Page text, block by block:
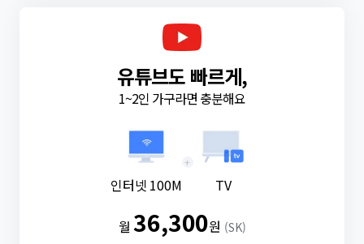
유튜브도 빠르게,
1~2인 가구라면 충분해요
인터넷 100M
+
TV
월36,300원 (SK)